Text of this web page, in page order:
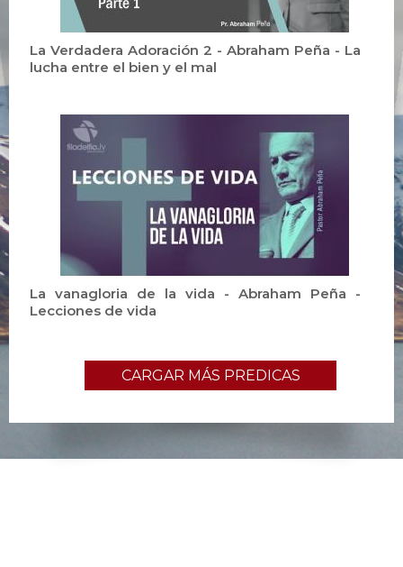
La Verdadera Adoración 2 - Abraham Peña - La
lucha entre el bien y el mal
La vanagloria de la vida - Abraham Peña -
Lecciones de vida
CARGAR MÁS PREDICAS